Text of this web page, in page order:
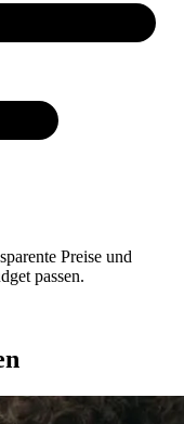
Preise und
passen.